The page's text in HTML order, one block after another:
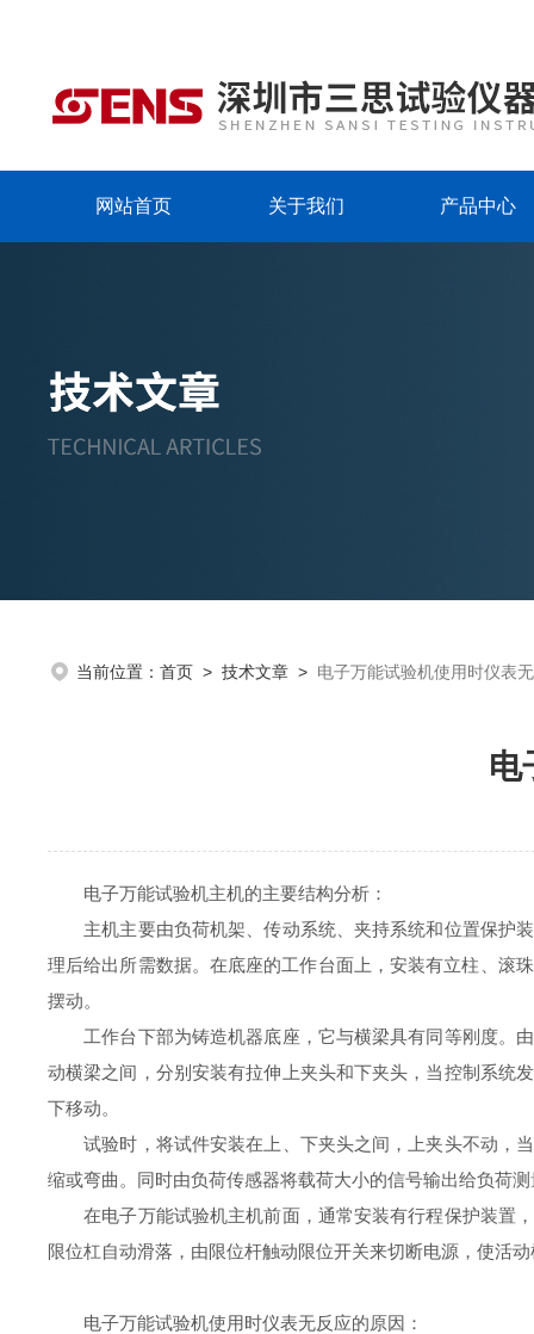
网站首页 关于我们 产品中心
当前位置： 首页 > 技术文章 > 电子万能试验机使用时仪表
电
电子万能试验机主机的主要结构分析：
主机主要由负荷机架、传动系统、夹持系统和位置保护装
理后给出所需数据。在底座的工作台面上，安装有立柱、滚
摆动。
工作台下部为铸造机器底座，它与横梁具有同等刚度。由
动横梁之间，分别安装有拉伸上夹头和下夹头，当控制系统
下移动。
试验时，将试件安装在上、下夹头之间，上夹头不动，当
缩或弯曲。同时由负荷传感器将载荷大小的信号输出给负荷
在电子万能试验机主机前面，通常安装有行程保护装置，
限位杠自动滑落，由限位杆触动限位开关来切断电源，使活
电子万能试验机使用时仪表无反应的原因：